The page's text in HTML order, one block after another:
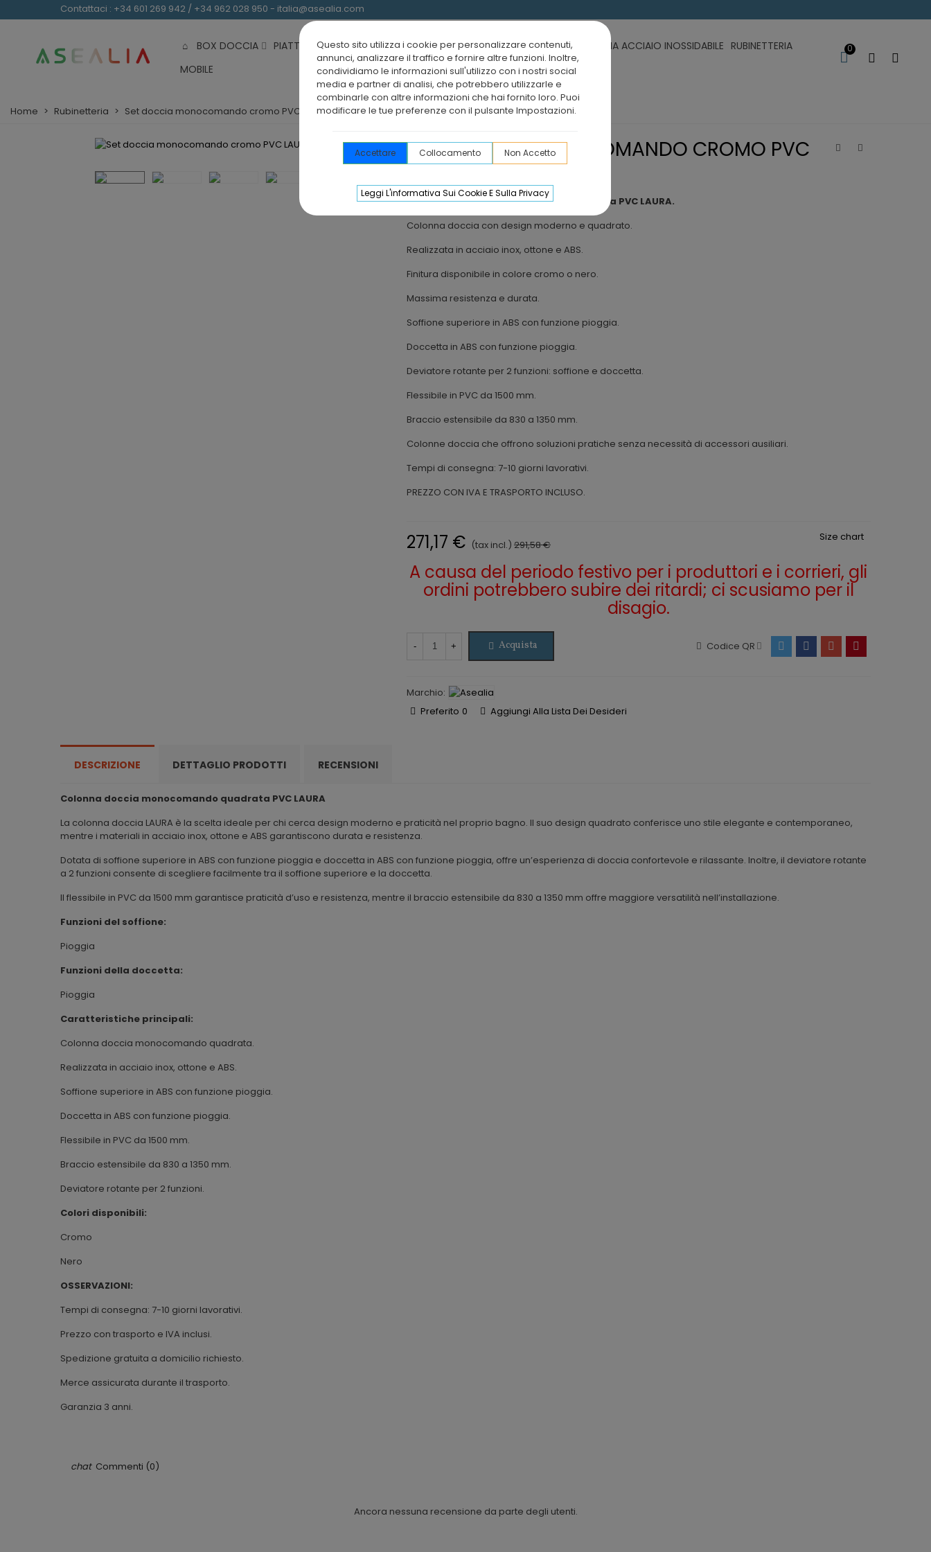
Questo sito utilizza i cookie per personalizzare contenuti,
annunci, analizzare il traffico e fornire altre funzioni. Inoltre,
condividiamo le informazioni sull'utilizzo con i nostri social
media e partner di analisi, che potrebbero utilizzarle e
combinarle con altre informazioni che hai fornito loro. Puoi
modificare le tue preferenze con il pulsante Impostazioni.
Accettare Collocamento Non Accetto
Leggi L'informativa Sui Cookie E Sulla Privacy
Contattaci : +34 601 269 942 / +34 962 028 950 - italia@asealia.com
BOX DOCCIA PIATTI DOCCIA SCHERMI DOCCIA E BOX DOCCIA VASCA BOX DOCCIA ACCIAIO INOSSIDABILE RUBINETTERIA
MOBILE
0
Home > Rubinetteria > Set doccia monocomando cromo PVC LAURA
SET DOCCIA MONOCOMANDO CROMO PVC
LAURA
Colonna doccia monocomando quadrata PVC LAURA.
Colonna doccia con design moderno e quadrato.
Realizzata in acciaio inox, ottone e ABS.
Finitura disponibile in colore cromo o nero.
Massima resistenza e durata.
Soffione superiore in ABS con funzione pioggia.
Doccetta in ABS con funzione pioggia.
Deviatore rotante per 2 funzioni: soffione e doccetta.
Flessibile in PVC da 1500 mm.
Braccio estensibile da 830 a 1350 mm.
Colonne doccia che offrono soluzioni pratiche senza necessità di accessori ausiliari.
Tempi di consegna: 7-10 giorni lavorativi.
PREZZO CON IVA E TRASPORTO INCLUSO.
271,17 € (tax incl.) 291,58 €
Size chart
A causa del periodo festivo per i produttori e i corrieri, gli
ordini potrebbero subire dei ritardi; ci scusiamo per il
disagio.
- + Acquista Codice QR
Marchio:
Preferito 0 Aggiungi Alla Lista Dei Desideri
DESCRIZIONE DETTAGLIO PRODOTTI RECENSIONI
Colonna doccia monocomando quadrata PVC LAURA
La colonna doccia LAURA è la scelta ideale per chi cerca design moderno e praticità nel proprio bagno. Il suo design quadrato conferisce uno stile elegante e contemporaneo,
mentre i materiali in acciaio inox, ottone e ABS garantiscono durata e resistenza.
Dotata di soffione superiore in ABS con funzione pioggia e doccetta in ABS con funzione pioggia, offre un’esperienza di doccia confortevole e rilassante. Inoltre, il deviatore rotante
a 2 funzioni consente di scegliere facilmente tra il soffione superiore e la doccetta.
Il flessibile in PVC da 1500 mm garantisce praticità d’uso e resistenza, mentre il braccio estensibile da 830 a 1350 mm offre maggiore versatilità nell’installazione.
Funzioni del soffione:
Pioggia
Funzioni della doccetta:
Pioggia
Caratteristiche principali:
Colonna doccia monocomando quadrata.
Realizzata in acciaio inox, ottone e ABS.
Soffione superiore in ABS con funzione pioggia.
Doccetta in ABS con funzione pioggia.
Flessibile in PVC da 1500 mm.
Braccio estensibile da 830 a 1350 mm.
Deviatore rotante per 2 funzioni.
Colori disponibili:
Cromo
Nero
OSSERVAZIONI:
Tempi di consegna: 7-10 giorni lavorativi.
Prezzo con trasporto e IVA inclusi.
Spedizione gratuita a domicilio richiesto.
Merce assicurata durante il trasporto.
Garanzia 3 anni.
Commenti (0)
Ancora nessuna recensione da parte degli utenti.